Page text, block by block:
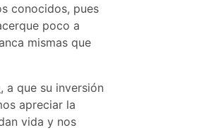
conocidos, pues
poco a
mismas que
, a que su inversión
apreciar la
vida y nos